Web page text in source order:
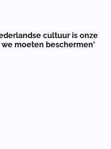
cultuur is onze
moeten beschermen'